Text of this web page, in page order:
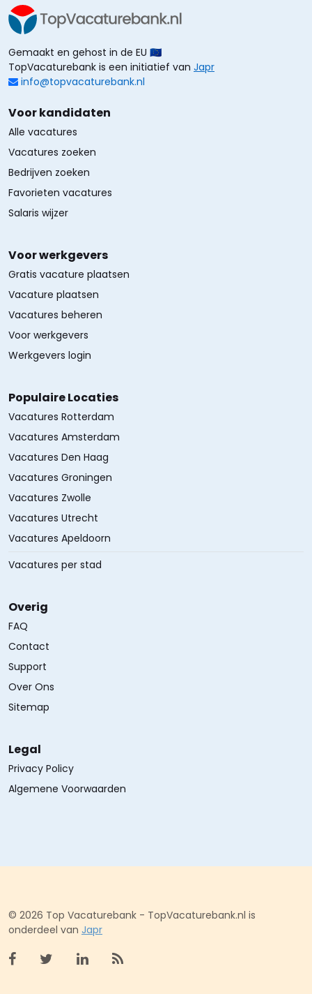
Gemaakt en gehost in de EU 🇪🇺
TopVacaturebank is een initiatief van Japr
info@topvacaturebank.nl
Voor kandidaten
Alle vacatures
Vacatures zoeken
Bedrijven zoeken
Favorieten vacatures
Salaris wijzer
Voor werkgevers
Gratis vacature plaatsen
Vacature plaatsen
Vacatures beheren
Voor werkgevers
Werkgevers login
Populaire Locaties
Vacatures Rotterdam
Vacatures Amsterdam
Vacatures Den Haag
Vacatures Groningen
Vacatures Zwolle
Vacatures Utrecht
Vacatures Apeldoorn
Vacatures per stad
Overig
FAQ
Contact
Support
Over Ons
Sitemap
Legal
Privacy Policy
Algemene Voorwaarden
© 2026 Top Vacaturebank - TopVacaturebank.nl is
onderdeel van Japr
Bekijk facebook
Bekijk X (twitter)
Bekijk linkedin
Bekijk rss